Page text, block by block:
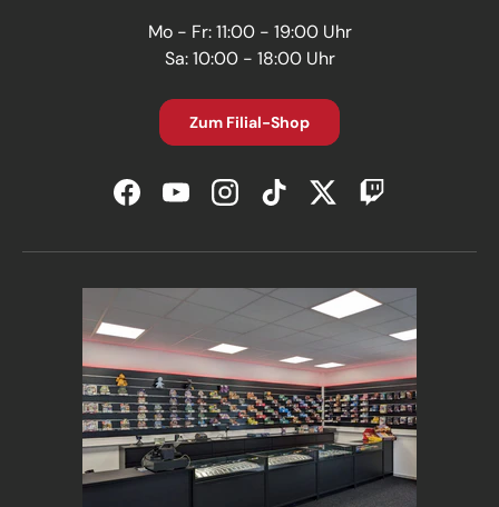
Mo - Fr: 11:00 - 19:00 Uhr
Sa: 10:00 - 18:00 Uhr
Zum Filial-Shop
FacebookYouTubeInstagramTikTokTwitterTwitch